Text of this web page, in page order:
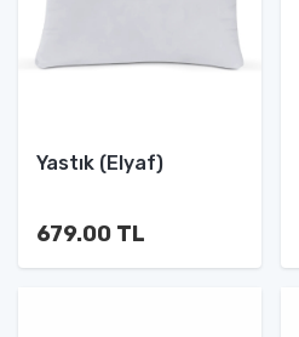
Yastık (Elyaf)
679.00 TL